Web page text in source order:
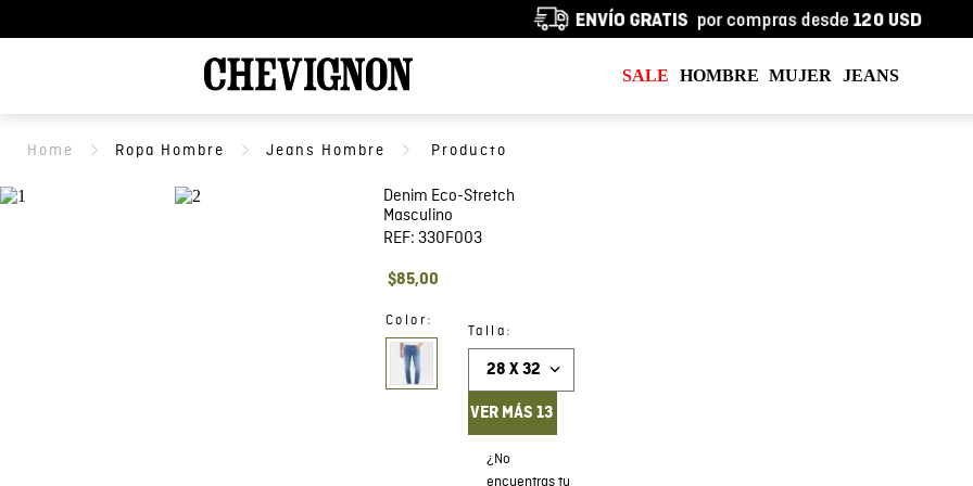
SALE HOMBRE MUJER JEANS
Ropa Hombre Jeans Hombre
Denim Eco-Stretch
Masculino
REF: 330F003
$85,00
Color :
Talla :
28 X 32
VER MÁS 13
¿No